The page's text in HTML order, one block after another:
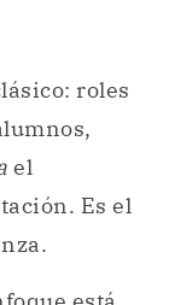
está
de
el